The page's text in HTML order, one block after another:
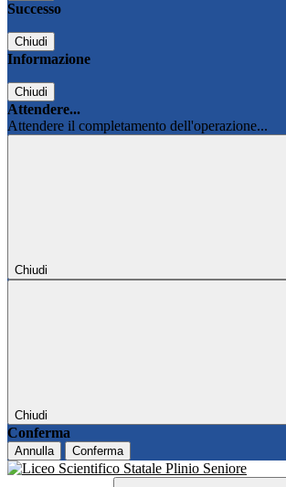
Successo
Chiudi
Informazione
Chiudi
Attendere...
Attendere il completamento dell'operazione...
Chiudi
Chiudi
Conferma
Annulla Conferma